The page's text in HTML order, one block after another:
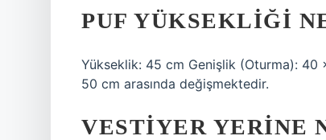
PUF YÜKSEKLIĞI
Yükseklik: 45 cm Genişlik (Oturma):
50 cm arasında değişmektedir.
VESTIYER YERINE